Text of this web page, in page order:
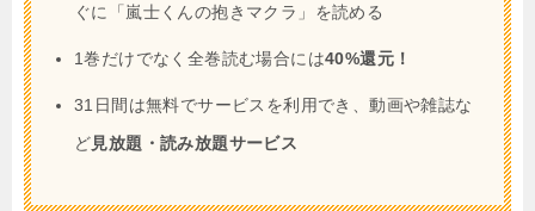
ぐに「嵐士くんの抱きマクラ」を読める
1巻だけでなく全巻読む場合には40%還元！
31日間は無料でサービスを利用でき、動画や雑誌な
ど見放題・読み放題サービス